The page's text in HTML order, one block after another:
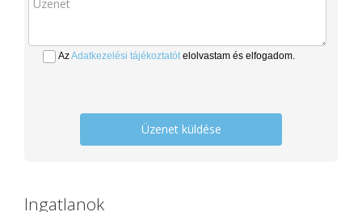
AzAdatkezelési tájékoztatótelolvastam és elfogadom.
Üzenet küldése
Ingatlanok